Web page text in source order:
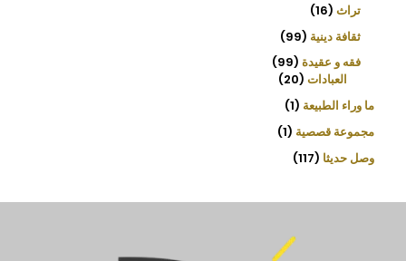
تراث 16
ثقافة دينية 99
فقه و عقيدة 99
العبادات 20
ما وراء الطبيعة 1
مجموعة قصصية 1
وصل حديثا 117